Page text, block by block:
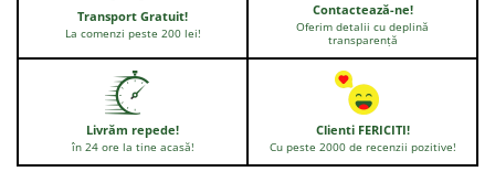
Transport Gratuit!
La comenzi peste 200 lei!
Contactează-ne!
Oferim detalii cu deplină
transparență
Livrăm repede!
în 24 ore la tine acasă!
Clienti FERICITI!
Cu peste 2000 de recenzii pozitive!